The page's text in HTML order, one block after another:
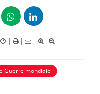
| | |
|
Guerre mondiale